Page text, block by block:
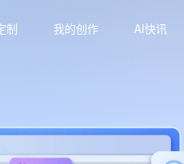
制 我的创作 AI快讯